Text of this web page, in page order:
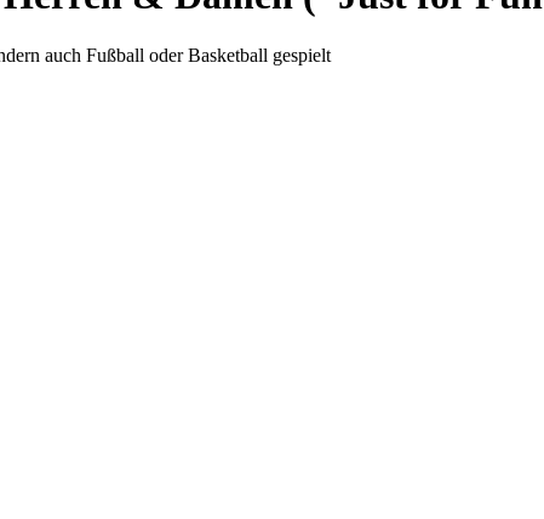
auch Fußball oder Basketball gespielt